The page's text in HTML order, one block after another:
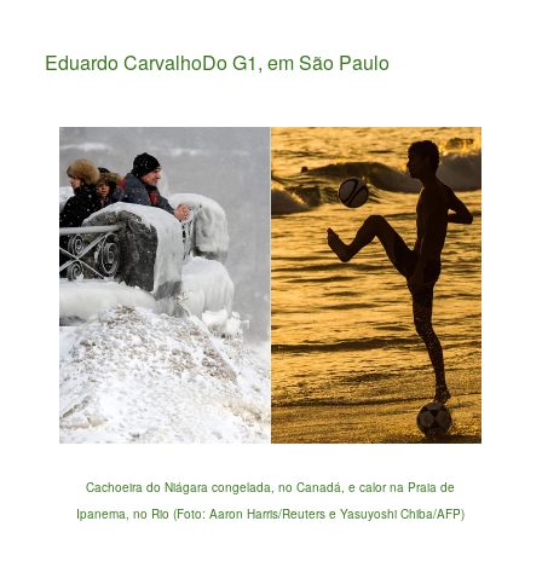
Eduardo CarvalhoDo G1, em São Paulo
Cachoeira do Niágara congelada, no Canadá, e calor na Praia de
Ipanema, no Rio (Foto: Aaron Harris/Reuters e Yasuyoshi Chiba/AFP)